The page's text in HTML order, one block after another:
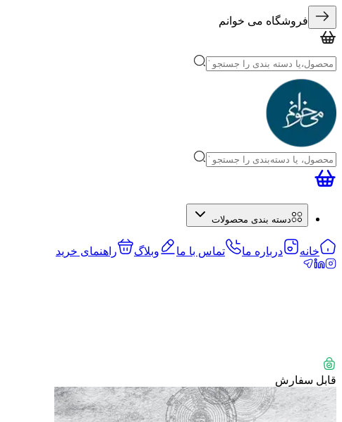
فروشگاه می خوانم
دسته بندی محصولات
خانه درباره ما تماس با ما وبلاگ راهنمای خرید
قابل سفارش